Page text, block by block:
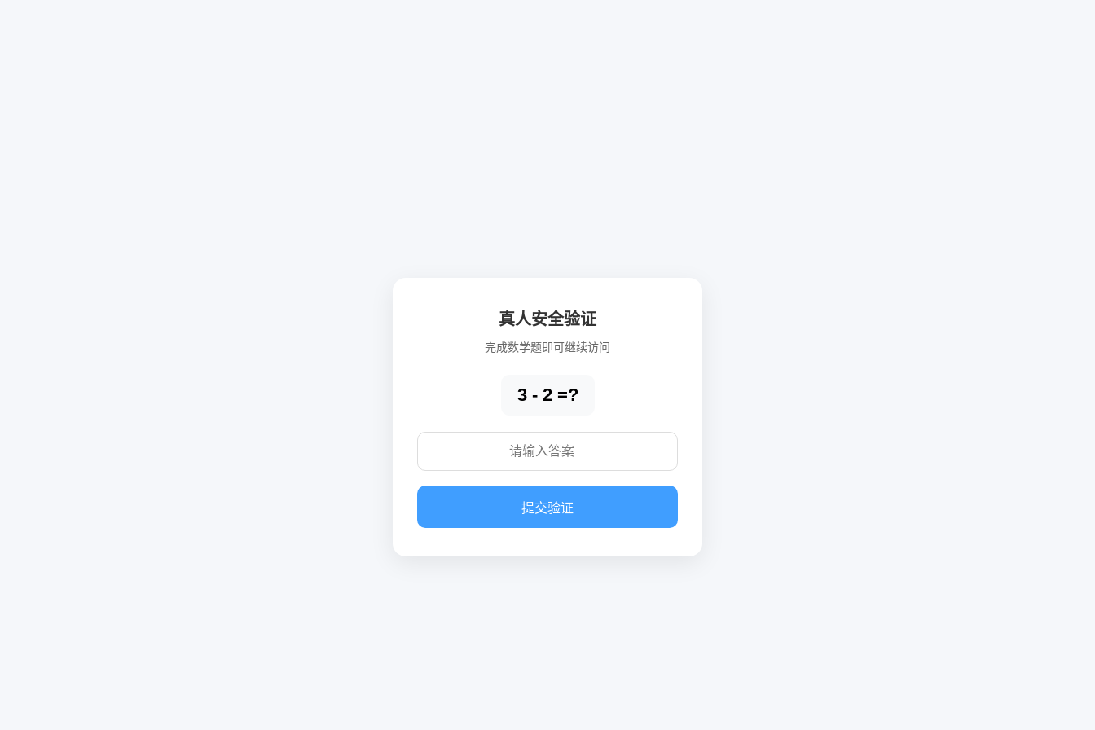
真人安全验证
完成数学题即可继续访问
3 - 2 =?
提交验证